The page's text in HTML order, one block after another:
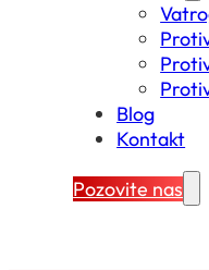
Blog
Kontakt
Pozovite nas